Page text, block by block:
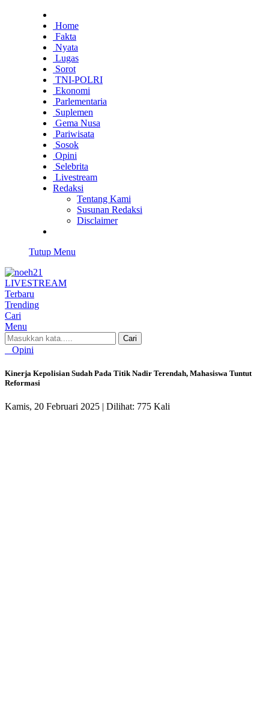
Home
Fakta
Nyata
Lugas
Sorot
TNI-POLRI
Ekonomi
Parlementaria
Suplemen
Gema Nusa
Pariwisata
Sosok
Opini
Selebrita
Livestream
Redaksi
Tentang Kami
Susunan Redaksi
Disclaimer
Tutup Menu
LIVESTREAM
Terbaru
Trending
Cari
Menu
Cari
Opini
Kinerja Kepolisian Sudah Pada Titik Nadir Terendah, Mahasiswa Tuntut
Reformasi
Kamis, 20 Februari 2025 | Dilihat: 775 Kali